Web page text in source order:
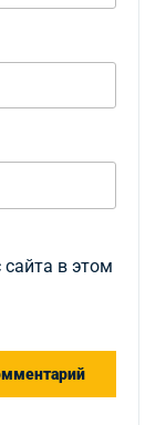
в этом